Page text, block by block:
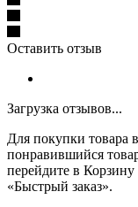
Оставить отзыв
Загрузка отзывов...
Для покупки товара
понравившийся
перейдите в
«Быстрый заказ».